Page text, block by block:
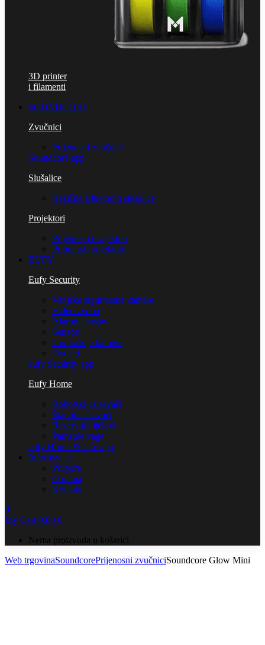
3D printer
i filamenti
SOUNDCORE
Zvučnici
Prijenosni zvučnici
Soundcore app
Slušalice
Bežične Bluetooth slušalice
Projektori
Prijenosni projektori
Pribor za projektore
EUFY
Eufy Security
Vanjske sigurnosne kamere
Video zvona
Alarmni sustavi
Senzori
Unutrašnje kamere
Dodaci
eufy Security app
Eufy Home
Robotski usisavači
Štapni usisavači
Rezervni dijelovi
Pametne vage
eufy Home & Life app
Informacije
Potpora
O nama
Kontakt
0
My Cart0,00 €
Nema proizvoda u košarici
Web trgovinaSoundcorePrijenosni zvučniciSoundcore Glow Mini